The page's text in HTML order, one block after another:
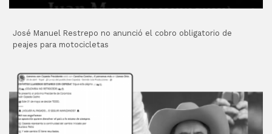
José Manuel Restrepo no anunció el cobro obligatorio de
peajes para motocicletas